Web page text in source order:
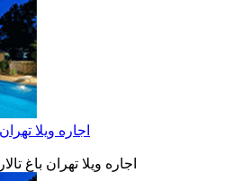
اجاره ویلا تهران با
اجاره ویلا تهران باغ تالار با 300نغر ظرفیت